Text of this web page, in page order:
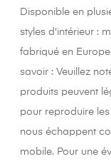
Disponible en
styles d'intérieur :
fabriqué en
savoir : Veuillez
produits peuvent
pour reproduire
nous échappent
mobile. Pour une